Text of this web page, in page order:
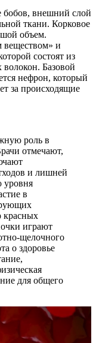
бобов, внешний слой
ткани. Корковое
объем.
веществом» и
состоят из
Базовой
нефрон, который
за происходящие
роль в
отмечают,
и лишней
уровня
в
красных
играют
щелочного
о здоровье
для общего